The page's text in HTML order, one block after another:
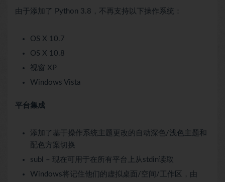
由于添加了 Python 3.8，不再支持以下操作系统：
OS X 10.7
OS X 10.8
视窗 XP
Windows Vista
平台集成
添加了基于操作系统主题更改的自动深色/浅色主题和
配色方案切换
subl – 现在可用于在所有平台上从stdin读取
Windows将记住他们的虚拟桌面/空间/工作区，由